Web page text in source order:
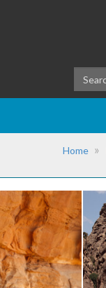
Home